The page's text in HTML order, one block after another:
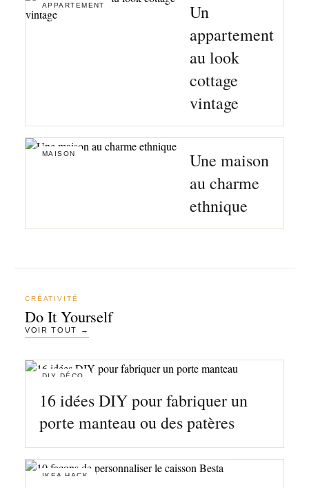
LOFT
Un loft à la déco moderne en noir
Bon le titre est un peu trompeur puisque je ne vous
propose pas de visiter aujourd'hui un vrai loft au sens
APPARTEMENT
Un
appartement
au look
cottage
vintage
MAISON
Une maison
au charme
ethnique
CRÉATIVITÉ
Do It Yourself
VOIR TOUT →
DIY DÉCO
16 idées DIY pour fabriquer un
porte manteau ou des patères
IKEA HACK